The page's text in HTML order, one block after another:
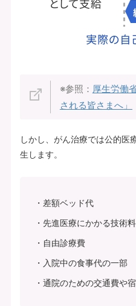
※参照： 厚生労働
される皆さまへ」
しかし、がん治療では公的医
生します。
差額ベッド代
先進医療にかかる技術料
自由診療費
入院中の食事代の一部
通院のための交通費や